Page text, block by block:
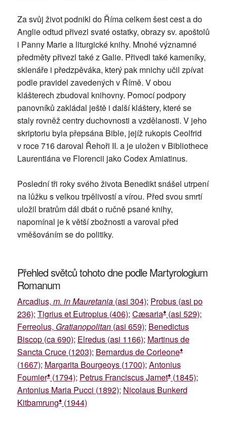
Za svůj život podnikl do Říma celkem šest cest a do
Anglie odtud přivezl svaté ostatky, obrazy sv. apoštolů
i Panny Marie a liturgické knihy. Mnohé významné
předměty přivezl také z Galie. Přivedl také kameníky,
sklenáře i předzpěváka, který pak mnichy učil zpívat
podle pravidel zavedených v Římě. V obou
klášterech zbudoval knihovny. Pomocí podpory
panovníků zakládal ještě i další kláštery, které se
staly rovněž centry duchovnosti a vzdělanosti. V jeho
skriptoriu byla přepsána Bible, jejíž rukopis Ceolfrid
v roce 716 daroval Řehoři II. a je uložen v Bibliothece
Laurentiána ve Florencii jako Codex Amiatinus.
Poslední tři roky svého života Benedikt snášel utrpení
na lůžku s velkou trpělivostí a vírou. Před svou smrtí
uložil bratrům dál dbát o ručně psané knihy,
napomínal je k větší zbožnosti a varoval před
vměšováním se do politiky.
Přehled světců tohoto dne podle Martyrologium
Romanum
Arcadius, m. in Mauretania(asi 304); Probus (asi po
236); Tigrius et Eutropius (406); Cæsaria♦(asi 529);
Ferreolus, Gratianopolitan(asi 659); Benedictus
Biscop (ca 690); Elredus (asi 1166); Martinus de
Sancta Cruce (1203); Bernardus de Corleone♦
(1667); Margarita Bourgeoys (1700); Antonius
Foumier♦(1794); Petrus Franciscus Jamet♦(1845);
Antonius Maria Pucci (1892); Nicolaus Bunkerd
Kitbamrung♦(1944)